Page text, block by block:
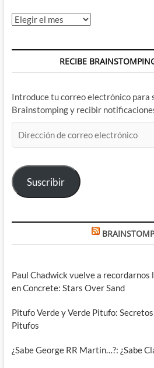
Archivos
RECIBE
Introduce tu correo electrónico para
Brainstomping y recibir
de
electrónico
Suscribir
Paul Chadwick vuelve a recordarnos
en Concrete: Stars Over Sand
Pitufo Verde y Verde Pitufo:
Pitufos
¿Sabe George RR Martin…?: ¿Sabe